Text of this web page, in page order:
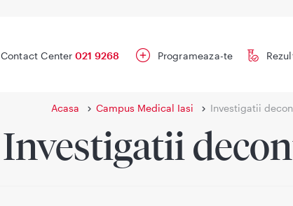
Contact Center 021 9268 Programeaza-te
Acasa Campus Medical Iasi Investigatii
Investigatii